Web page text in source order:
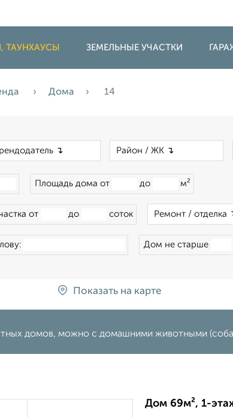
ТАУНХАУСЫ ЗЕМЕЛЬНЫЕ УЧАСТКИ
Дома 14
Площадь дома от до м²
от до соток
Дом не старше
Показать на карте
домов, можно с домашними животными
Дом 69м², 1-